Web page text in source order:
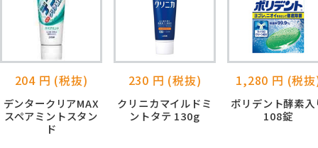
204 円 (税抜)
デンタークリアMAX
スペアミントスタン
ド
230 円 (税抜)
クリニカマイルドミ
ントタテ 130g
1,280 円 (税
ポリデント酵素入
108錠